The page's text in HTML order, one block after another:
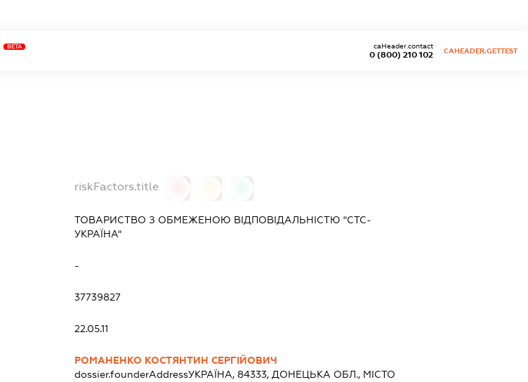
BETA
0 (800) 210 102
caHeader.contact
CAHEADER.GETTEST
riskFactors.title
ТОВАРИСТВО З ОБМЕЖЕНОЮ ВІДПОВІДАЛЬНІСТЮ "СТС-
УКРАЇНА"
-
37739827
22.05.11
РОМАНЕНКО КОСТЯНТИН СЕРГІЙОВИЧ
dossier.founderAddressУКРАЇНА, 84333, ДОНЕЦЬКА ОБЛ., МІСТО